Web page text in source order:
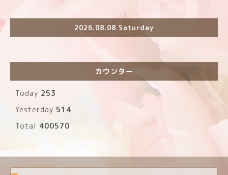
2026.08.08 Saturday
カウンター
Today 253
Yesterday 514
Total 400570